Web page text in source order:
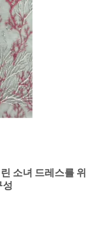
소녀 드레스를 위
성